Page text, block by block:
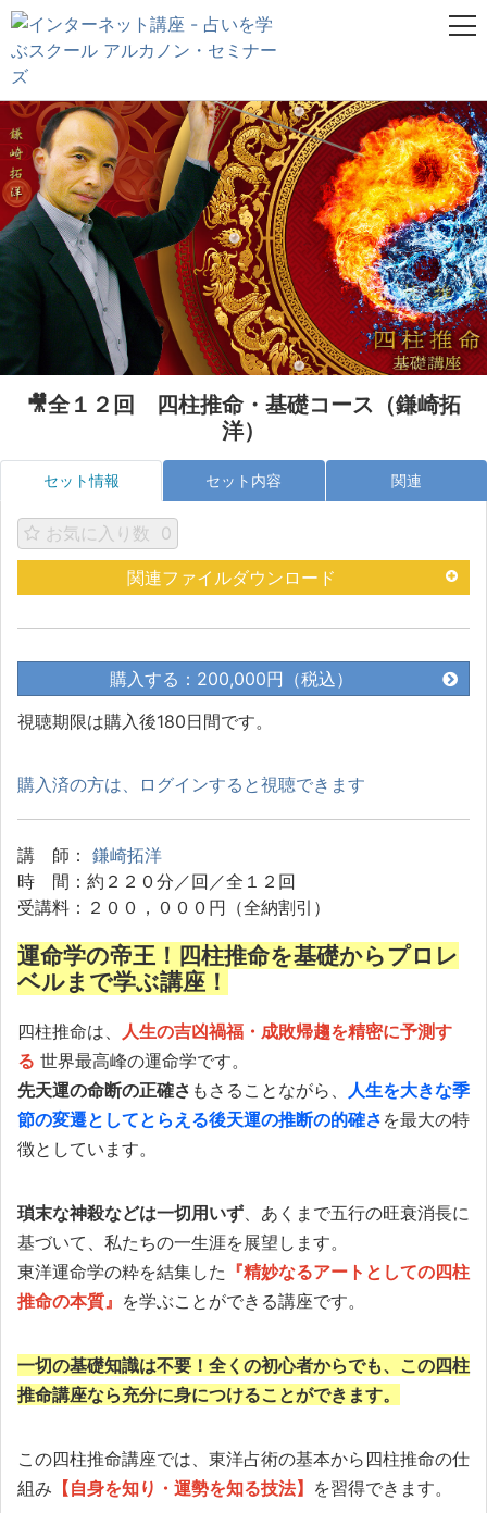
🎥全１２回 四柱推命・基礎コース（鎌崎拓
洋）
セット情報 セット内容 関連
お気に入り数 0
関連ファイルダウンロード
購入する：200,000円（税込）
視聴期限は購入後180日間です。
購入済の方は、ログインすると視聴できます
講 師： 鎌崎拓洋
時 間：約２２０分／回／全１２回
受講料：２００，０００円（全納割引）
運命学の帝王！四柱推命を基礎からプロレ
ベルまで学ぶ講座！
四柱推命は、 人生の吉凶禍福・成敗帰趨を精密に予測す
る 世界最高峰の運命学です。
先天運の命断の正確さ もさることながら、 人生を大きな季
節の変遷としてとらえる後天運の推断の的確さ を最大の特
徴としています。
瑣末な神殺などは一切用いず、あくまで五行の旺衰消長に
基づいて、私たちの一生涯を展望します。
東洋運命学の粋を結集した 『精妙なるアートとしての四柱
推命の本質』 を学ぶことができる講座です。
一切の基礎知識は不要！全くの初心者からでも、この四柱
推命講座なら充分に身につけることができます。
この四柱推命講座では、東洋占術の基本から四柱推命の仕
組み 【自身を知り・運勢を知る技法】 を習得できます。